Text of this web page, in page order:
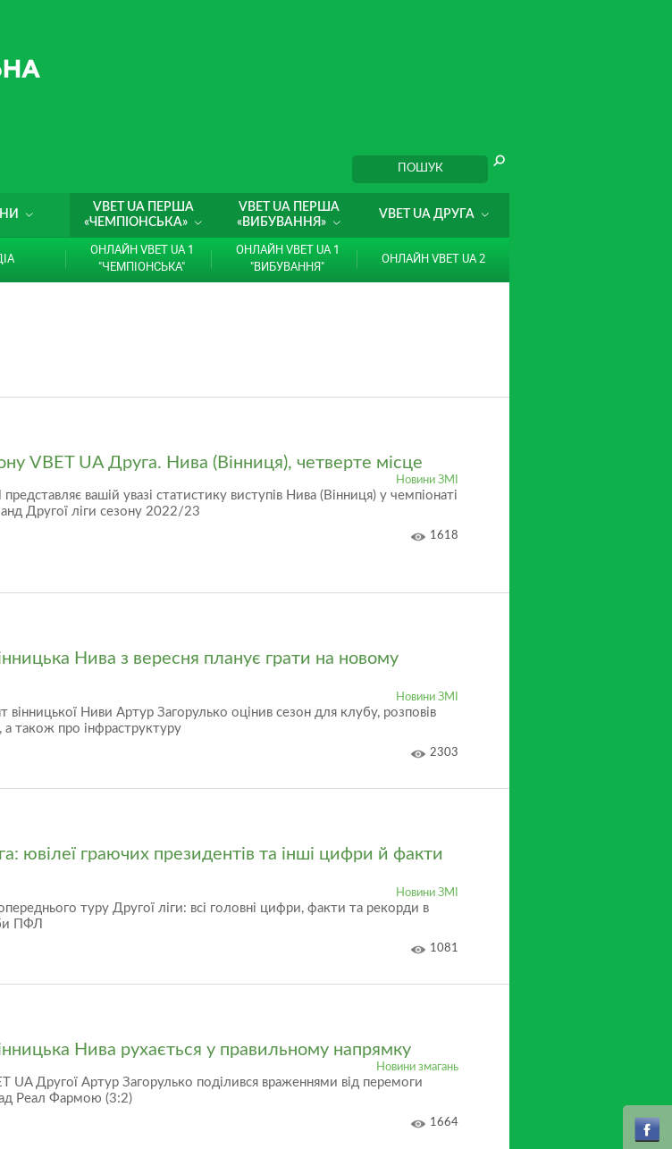
VBET UA ПЕРША
«ЧЕМПІОНСЬКА»
VBET UA ПЕРША
«ВИБУВАННЯ»
VBET UA ДРУГА
ОНЛАЙН VBET UA 1
"ЧЕМПІОНСЬКА"
ОНЛАЙН VBET UA 1
"ВИБУВАННЯ"
ОНЛАЙН VBET UA 2
VBET UA Друга. Нива (Вінниця), четверте місце
Новини ЗМІ
вашій увазі статистику виступів Нива (Вінниця) у чемпіонаті
Другої ліги сезону 2022/23
1618
Нива з вересня планує грати на новому
Новини ЗМІ
вінницької Ниви Артур Загорулько оцінив сезон для клубу, розповів
а також про інфраструктуру
2303
ювілеї граючих президентів та інші цифри й факти
Новини ЗМІ
туру Другої ліги: всі головні цифри, факти та рекорди в
ПФЛ
1081
Нива рухається у правильному напрямку
Новини змагань
UA Другої Артур Загорулько поділився враженнями від перемоги
Реал Фармою (3:2)
1664